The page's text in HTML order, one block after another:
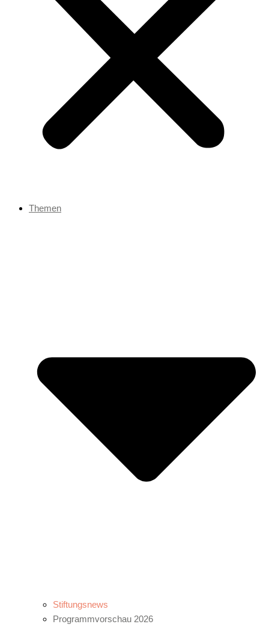
Themen
Stiftungsnews
Programmvorschau 2026